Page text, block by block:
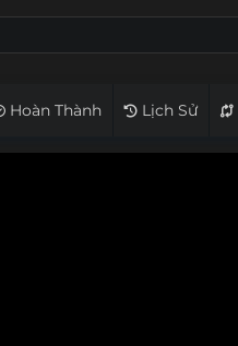
Hoàn Thành Lịch Sử